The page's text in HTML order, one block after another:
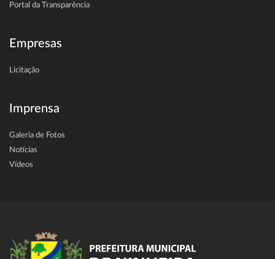
Portal da Transparência
Empresas
Licitação
Imprensa
Galeria de Fotos
Notícias
Vídeos